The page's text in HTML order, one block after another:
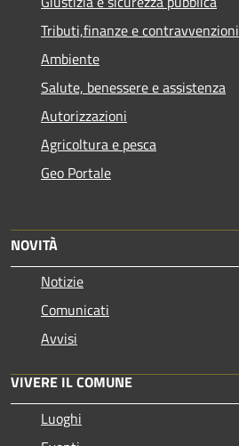
Tributi,finanze e contravvenzioni
Ambiente
Salute, benessere e assistenza
Autorizzazioni
Agricoltura e pesca
Geo Portale
NOVITÀ
Notizie
Comunicati
Avvisi
VIVERE IL COMUNE
Luoghi